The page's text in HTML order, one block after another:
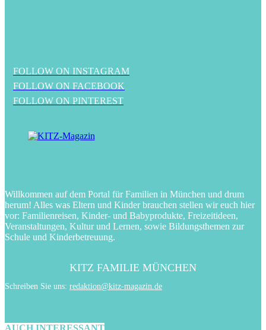
FOLLOW ON INSTAGRAM
FOLLOW ON FACEBOOK
FOLLOW ON PINTEREST
Willkommen auf dem Portal für Familien in München und drum
herum! Alles was Eltern und Kinder brauchen stellen wir euch hier
vor: Familienreisen, Kinder- und Babyprodukte, Freizeitideen,
Veranstaltungen, Kultur und Lernen, sowie Bildungsthemen zur
Schule und Kinderbetreuung.
KITZ FAMILIE MÜNCHEN
Schreiben Sie uns: redaktion@kitz-magazin.de
AUCH INTERESSANT